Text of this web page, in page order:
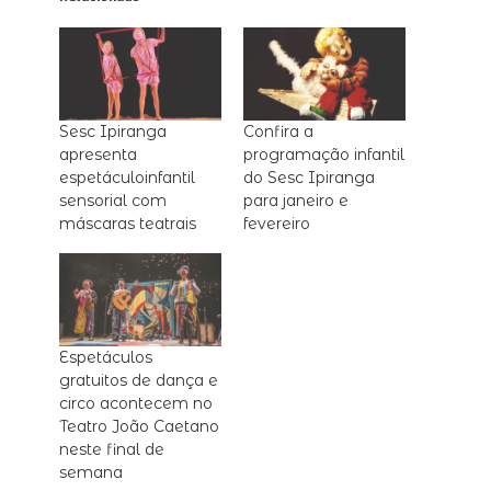
Sesc Ipiranga
apresenta
espetáculoinfantil
sensorial com
máscaras teatrais
Confira a
programação infantil
do Sesc Ipiranga
para janeiro e
fevereiro
Espetáculos
gratuitos de dança e
circo acontecem no
Teatro João Caetano
neste final de
semana